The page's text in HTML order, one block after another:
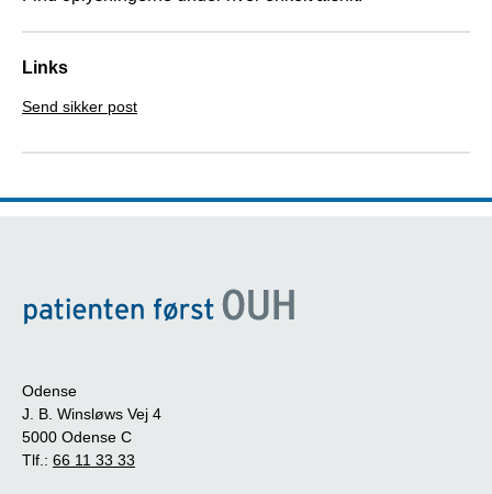
Links
Send sikker post
Odense
J. B. Winsløws Vej 4
5000 Odense C
Tlf.: 66 11 33 33